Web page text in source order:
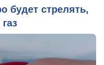
будет стрелять,